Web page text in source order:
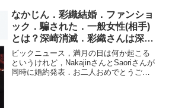
なかじん．彩織結婚．ファンショ
ック．騙された．一般女性(相手)
とは？深崎消滅．彩織さんは深瀬
君より池田さん．挙式はいつ？
ビックニュース，満月の日は何か起こる
というけれど，NakajinさんとSaoriさんが
同時に婚約発表．お二人おめでとうござ